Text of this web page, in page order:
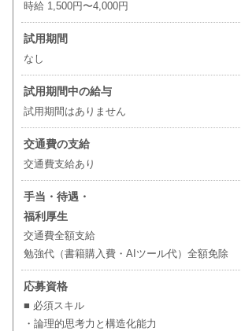
時給 1,500円〜4,000円
試用期間
なし
試用期間中の給与
試用期間はありません
交通費の支給
交通費支給あり
手当・待遇・
福利厚生
交通費全額支給
勉強代（書籍購入費・AIツール代）全額免除
応募資格
■ 必須スキル
・論理的思考力と構造化能力